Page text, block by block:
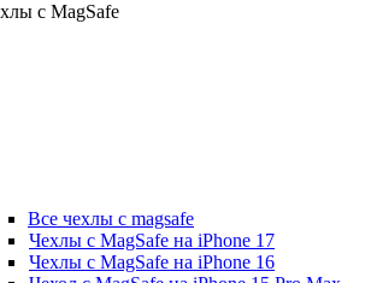
с MagSafe
Все чехлы с magsafe
Чехлы с MagSafe на iPhone 17
Чехлы с MagSafe на iPhone 16